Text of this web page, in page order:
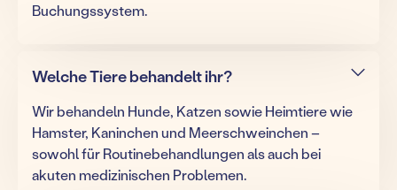
Buchungssystem.
Welche Tiere behandelt ihr?
Wir behandeln Hunde, Katzen sowie Heimtiere wie
Hamster, Kaninchen und Meerschweinchen –
sowohl für Routinebehandlungen als auch bei
akuten medizinischen Problemen.